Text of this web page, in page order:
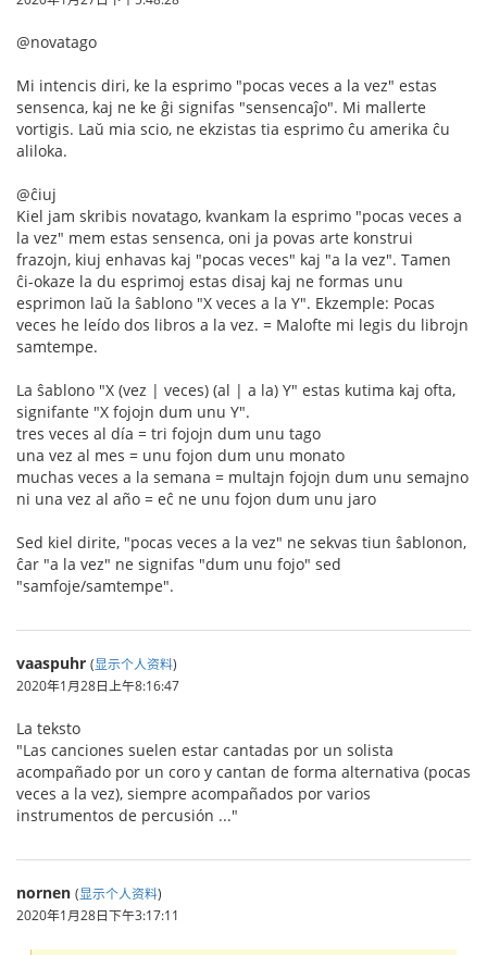
@novatago
Mi intencis diri, ke la esprimo "pocas veces a la vez" estas
sensenca, kaj ne ke ĝi signifas "sensencaĵo". Mi mallerte
vortigis. Laŭ mia scio, ne ekzistas tia esprimo ĉu amerika ĉu
aliloka.
@ĉiuj
Kiel jam skribis novatago, kvankam la esprimo "pocas veces a
la vez" mem estas sensenca, oni ja povas arte konstrui
frazojn, kiuj enhavas kaj "pocas veces" kaj "a la vez". Tamen
ĉi-okaze la du esprimoj estas disaj kaj ne formas unu
esprimon laŭ la ŝablono "X veces a la Y". Ekzemple: Pocas
veces he leído dos libros a la vez. = Malofte mi legis du librojn
samtempe.
La ŝablono "X (vez | veces) (al | a la) Y" estas kutima kaj ofta,
signifante "X fojojn dum unu Y".
tres veces al día = tri fojojn dum unu tago
una vez al mes = unu fojon dum unu monato
muchas veces a la semana = multajn fojojn dum unu semajno
ni una vez al año = eĉ ne unu fojon dum unu jaro
Sed kiel dirite, "pocas veces a la vez" ne sekvas tiun ŝablonon,
ĉar "a la vez" ne signifas "dum unu fojo" sed
"samfoje/samtempe".
vaaspuhr (显示个人资料)
2020年1月28日上午8:16:47
La teksto
"Las canciones suelen estar cantadas por un solista
acompañado por un coro y cantan de forma alternativa (pocas
veces a la vez), siempre acompañados por varios
instrumentos de percusión ..."
nornen (显示个人资料)
2020年1月28日下午3:17:11